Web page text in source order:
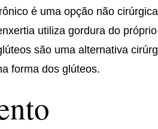
é uma opção não cirúrgica
utiliza gordura do próprio
são uma alternativa
forma dos glúteos.